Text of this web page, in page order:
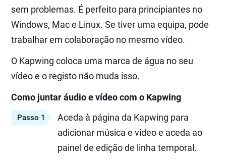
sem problemas. É perfeito para principiantes no
Windows, Mac e Linux. Se tiver uma equipa, pode
trabalhar em colaboração no mesmo vídeo.
O Kapwing coloca uma marca de água no seu
vídeo e o registo não muda isso.
Como juntar áudio e vídeo com o Kapwing
Passo 1
Aceda à página da Kapwing para
adicionar música e vídeo e aceda ao
painel de edição de linha temporal.